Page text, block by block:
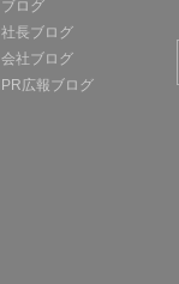
ブログ
社長ブログ
会社ブログ
PR広報ブログ